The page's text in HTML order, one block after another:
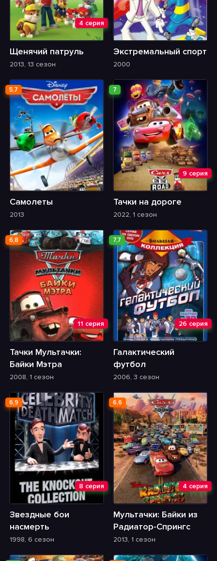
4 серия
Щенячий патруль
2013, 13 сезон
Экстремальный спорт
2000
5,7
Самолеты
2013
7
9 серия
Тачки на дороге
2022, 1 сезон
6,8
11 серия
Тачки Мультачки:
Байки Мэтра
2008, 1 сезон
7,7
26 серия
Галактический
футбол
2006, 3 сезон
6,9
8 серия
Звездные бои
насмерть
1998, 6 сезон
6,6
4 серия
Мультачки: Байки из
Радиатор-Спрингс
2013, 1 сезон